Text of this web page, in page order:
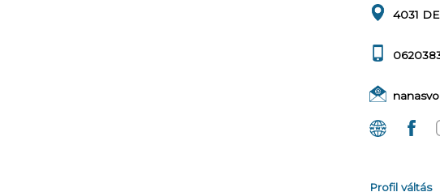
4031
Profil váltás